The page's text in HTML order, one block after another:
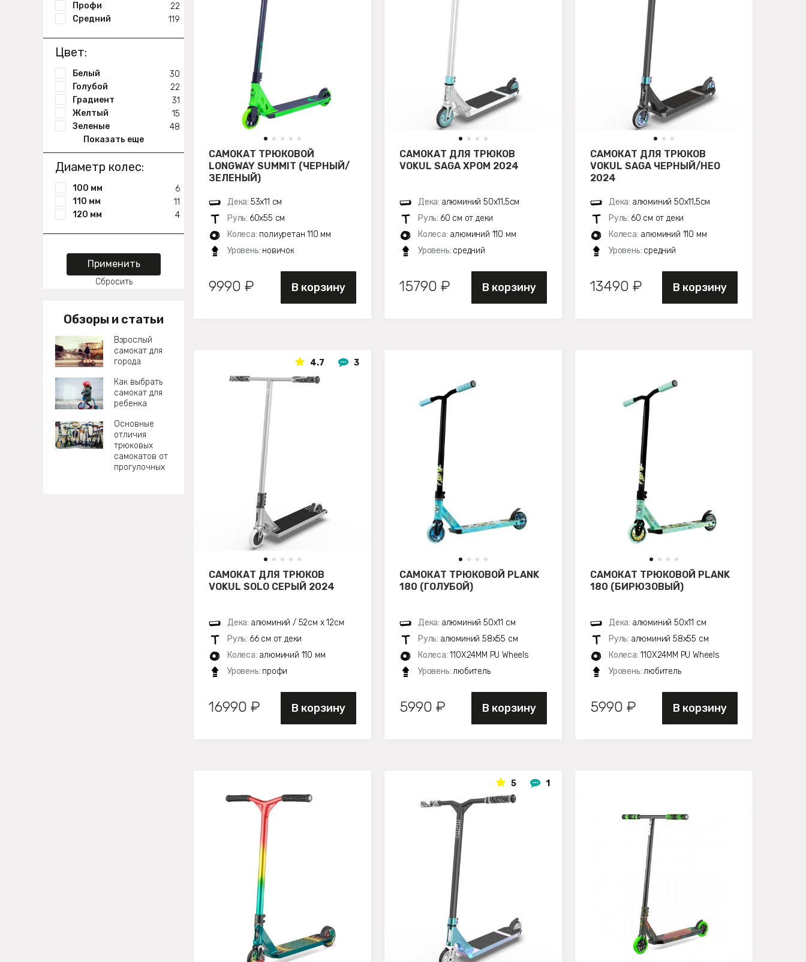
Профи
22
Средний
119
Цвет:
Белый
30
Голубой
22
Градиент
31
Желтый
15
Зеленые
48
Показать еще
Диаметр колес:
100 мм
6
110 мм
11
120 мм
4
Применить
Сбросить
Обзоры и статьи
Взрослый
самокат для
города
Как выбрать
самокат для
ребенка
Основные
отличия
трюковых
самокатов от
прогулочных
САМОКАТ ТРЮКОВОЙ
LONGWAY SUMMIT (ЧЕРНЫЙ/
ЗЕЛЕНЫЙ)
Дека: 53х11 см
Руль: 60х55 см
Колеса: полиуретан 110 мм
Уровень: новичок
9990 ₽ В корзину
САМОКАТ ДЛЯ ТРЮКОВ
VOKUL SAGA ХРОМ 2024
Дека: алюминий 50х11,5см
Руль: 60 см от деки
Колеса: алюминий 110 мм
Уровень: средний
15790 ₽ В корзину
САМОКАТ ДЛЯ ТРЮКОВ
VOKUL SAGA ЧЕРНЫЙ/НЕО
2024
Дека: алюминий 50х11,5см
Руль: 60 см от деки
Колеса: алюминий 110 мм
Уровень: средний
13490 ₽ В корзину
4.7 3
САМОКАТ ДЛЯ ТРЮКОВ
VOKUL SOLO СЕРЫЙ 2024
Дека: алюминий / 52см х 12см
Руль: 66 см от деки
Колеса: алюминий 110 мм
Уровень: профи
16990 ₽ В корзину
САМОКАТ ТРЮКОВОЙ PLANK
180 (ГОЛУБОЙ)
Дека: алюминий 50х11 см
Руль: алюминий 58х55 см
Колеса: 110X24MM PU Wheels
Уровень:любитель
5990 ₽ В корзину
САМОКАТ ТРЮКОВОЙ PLANK
180 (БИРЮЗОВЫЙ)
Дека: алюминий 50х11 см
Руль: алюминий 58х55 см
Колеса: 110X24MM PU Wheels
Уровень:любитель
5990 ₽ В корзину
5 1